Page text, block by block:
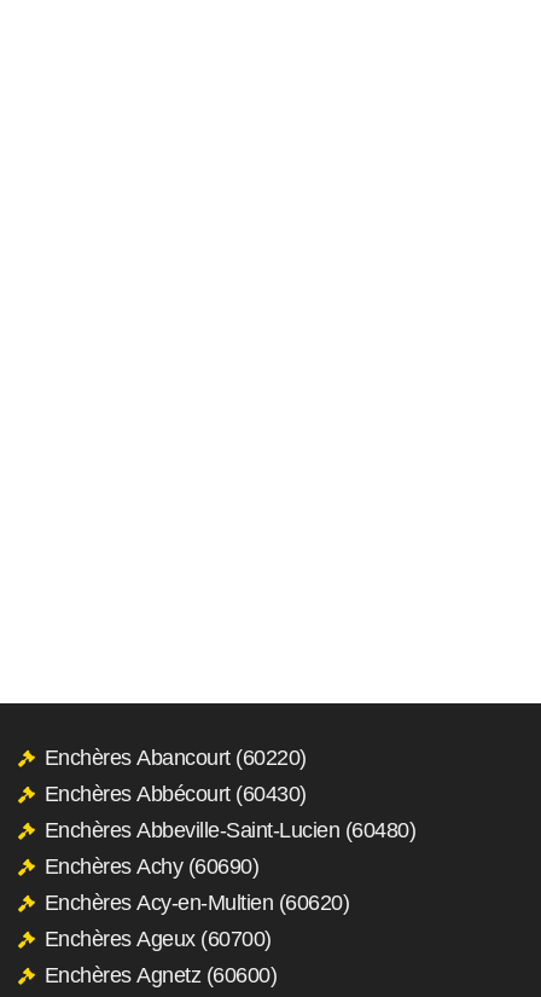
Enchères Abancourt (60220)
Enchères Abbécourt (60430)
Enchères Abbeville-Saint-Lucien (60480)
Enchères Achy (60690)
Enchères Acy-en-Multien (60620)
Enchères Ageux (60700)
Enchères Agnetz (60600)